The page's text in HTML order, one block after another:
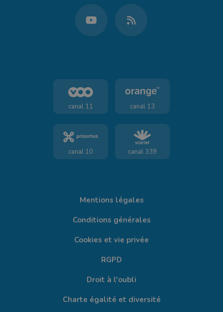
canal 11 canal 13
canal 10 canal 339
Mentions légales
Conditions générales
Cookies et vie privée
RGPD
Droit à l'oubli
Charte égalité et diversité